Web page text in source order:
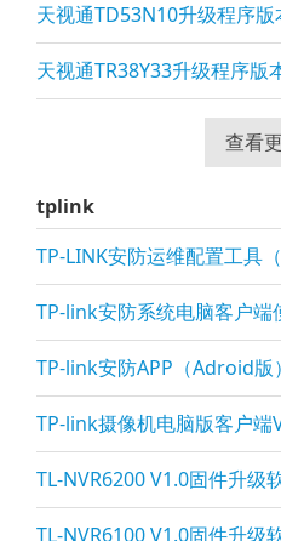
天视通TD53N10升级程序
天视通TR38Y33升级程序版
查看
tplink
TP-LINK安防运维配置工具
TP-link安防系统电脑客户端
TP-link安防APP（Adroid版
TP-link摄像机电脑版客户端
TL-NVR6200 V1.0固件升级
TL-NVR6100 V1.0固件升级